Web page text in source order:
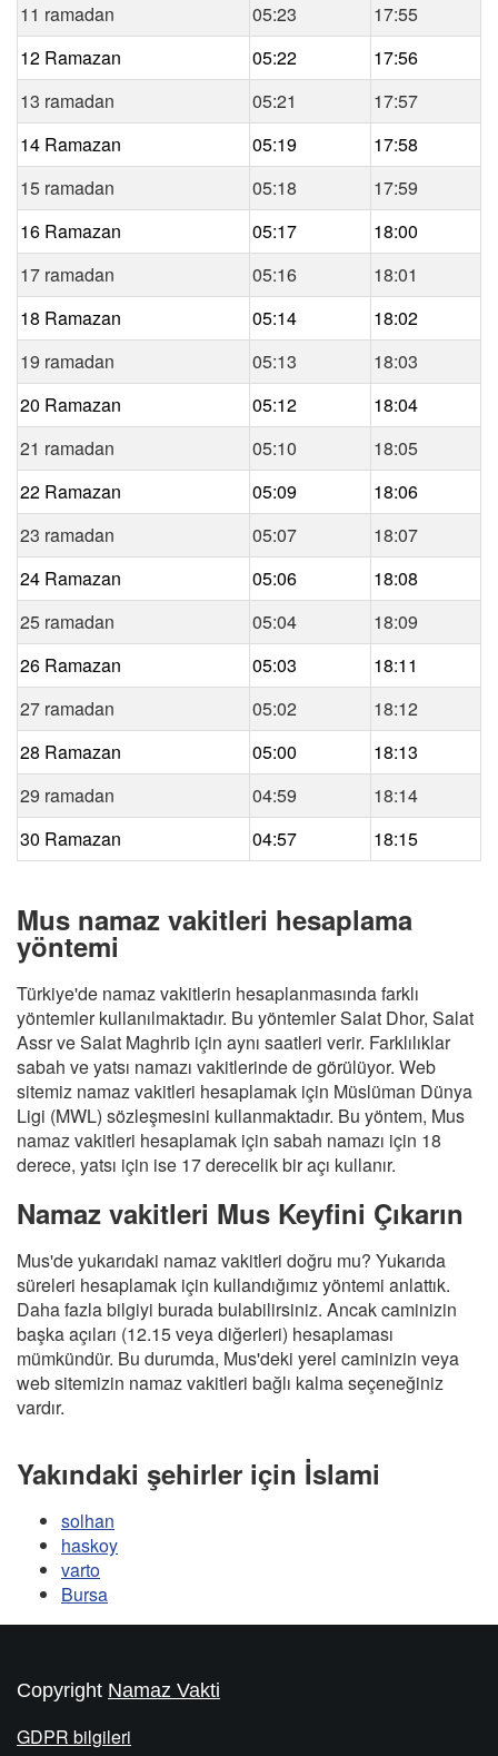
11 ramadan
05:23
17:55
12 Ramazan
05:22
17:56
13 ramadan
05:21
17:57
14 Ramazan
05:19
17:58
15 ramadan
05:18
17:59
16 Ramazan
05:17
18:00
17 ramadan
05:16
18:01
18 Ramazan
05:14
18:02
19 ramadan
05:13
18:03
20 Ramazan
05:12
18:04
21 ramadan
05:10
18:05
22 Ramazan
05:09
18:06
23 ramadan
05:07
18:07
24 Ramazan
05:06
18:08
25 ramadan
05:04
18:09
26 Ramazan
05:03
18:11
27 ramadan
05:02
18:12
28 Ramazan
05:00
18:13
29 ramadan
04:59
18:14
30 Ramazan
04:57 18:15
Mus namaz vakitleri hesaplama
yöntemi
Türkiye'de namaz vakitlerin hesaplanmasında farklı
yöntemler kullanılmaktadır. Bu yöntemler Salat Dhor, Salat
Assr ve Salat Maghrib için aynı saatleri verir. Farklılıklar
sabah ve yatsı namazı vakitlerinde de görülüyor. Web
sitemiz namaz vakitleri hesaplamak için Müslüman Dünya
Ligi (MWL) sözleşmesini kullanmaktadır. Bu yöntem, Mus
namaz vakitleri hesaplamak için sabah namazı için 18
derece, yatsı için ise 17 derecelik bir açı kullanır.
Namaz vakitleri Mus Keyfini Çıkarın
Mus'de yukarıdaki namaz vakitleri doğru mu? Yukarıda
süreleri hesaplamak için kullandığımız yöntemi anlattık.
Daha fazla bilgiyi burada bulabilirsiniz. Ancak caminizin
başka açıları (12.15 veya diğerleri) hesaplaması
mümkündür. Bu durumda, Mus'deki yerel caminizin veya
web sitemizin namaz vakitleri bağlı kalma seçeneğiniz
vardır.
Yakındaki şehirler için İslami
solhan
haskoy
varto
Bursa
Copyright Namaz Vakti
GDPR bilgileri